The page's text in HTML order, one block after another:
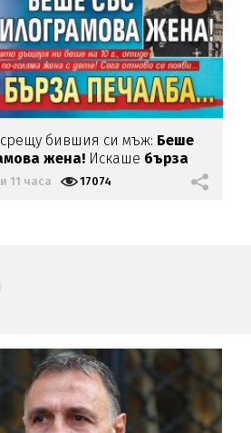
бившия си мъж: Беше
жена! Искаше бърза
11 часа 17074